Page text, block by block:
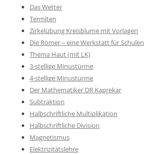
Das Wetter
Termiten
Zirkelübung Kreisblume mit Vorlagen
Die Römer – eine Werkstatt für Schulen
Thema Haut (mit LK)
3-stellige Minustürme
4-stellige Minustürme
Der Mathematiker DR Kaprekar
Subtraktion
Halbschriftliche Multiplikation
Halbschriftliche Division
Magnetismus
Elektrizitätslehre